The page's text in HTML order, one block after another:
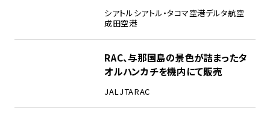
シアトルシアトル・タコマ空港デルタ航空
成田空港
RAC、与那国島の景色が詰まったタ
オルハンカチを機内にて販売
JALJTARAC